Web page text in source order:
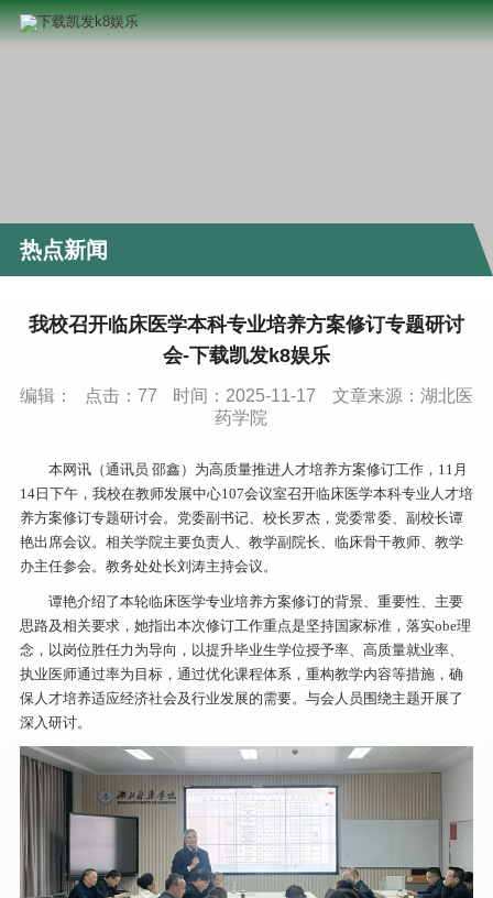
热点新闻
我校召开临床医学本科专业培养方案修订专题研讨
会-下载凯发k8娱乐
编辑： 点击： 77 时间：2025-11-17
文章来源：湖北医
药学院
本网讯（通讯员 邵鑫）为高质量推进人才培养方案修订工作，11月
14日下午，我校在教师发展中心107会议室召开临床医学本科专业人才培
养方案修订专题研讨会。党委副书记、校长罗杰，党委常委、副校长谭
艳出席会议。相关学院主要负责人、教学副院长、临床骨干教师、教学
办主任参会。教务处处长刘涛主持会议。
谭艳介绍了本轮临床医学专业培养方案修订的背景、重要性、主要
思路及相关要求，她指出本次修订工作重点是坚持国家标准，落实obe理
念，以岗位胜任力为导向，以提升毕业生学位授予率、高质量就业率、
执业医师通过率为目标，通过优化课程体系，重构教学内容等措施，确
保人才培养适应经济社会及行业发展的需要。与会人员围绕主题开展了
深入研讨。